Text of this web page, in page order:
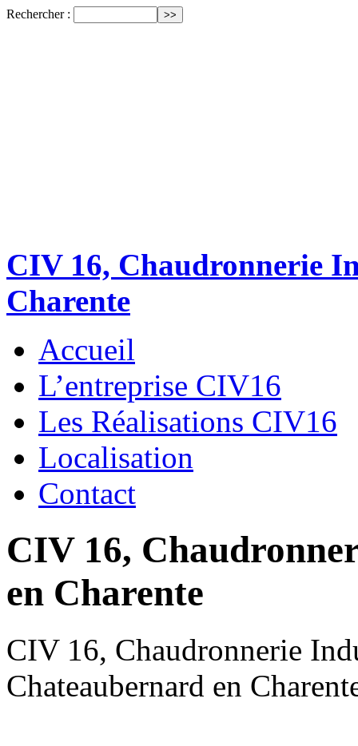
Rechercher :
CIV 16, Chaudronnerie
Charente
Accueil
L’entreprise CIV16
Les Réalisations CIV16
Localisation
Contact
CIV 16,
en Charente
CIV 16, Chaudronnerie
Chateaubernard en